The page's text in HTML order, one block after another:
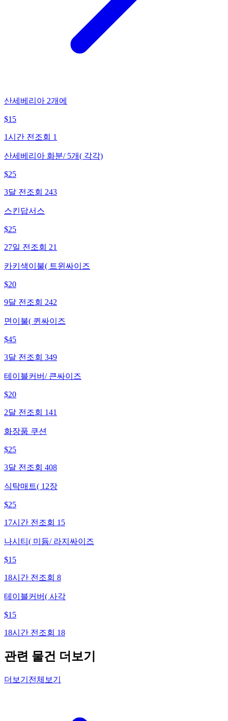
산세베리아 2개에
$15
1시간 전 조회 1
산세베리아 화분/ 5개( 각각)
$25
3달 전 조회 243
스킨답서스
$25
27일 전 조회 21
카키색이불( 트윈싸이즈
$20
9달 전 조회 242
면이불( 퀸싸이즈
$45
3달 전 조회 349
테이블커버/ 큰싸이즈
$20
2달 전 조회 141
화장품 쿠션
$25
3달 전 조회 408
식탁매트( 12장
$25
17시간 전 조회 15
나시티( 미듐/ 라지싸이즈
$15
18시간 전 조회 8
테이블커버( 사각
$15
18시간 전 조회 18
관련 물건 더보기
더보기 전체보기